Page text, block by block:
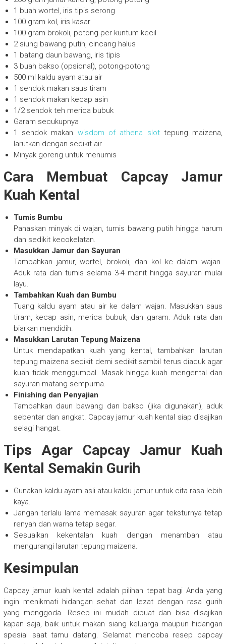
1 buah wortel, iris tipis serong
100 gram kol, iris kasar
100 gram brokoli, potong per kuntum kecil
2 siung bawang putih, cincang halus
1 batang daun bawang, iris tipis
3 buah bakso (opsional), potong-potong
500 ml kaldu ayam atau air
1 sendok makan saus tiram
1 sendok makan kecap asin
1/2 sendok teh merica bubuk
Garam secukupnya
1 sendok makan wisdom of athena slottepung maizena,
larutkan dengan sedikit air
Minyak goreng untuk menumis
Cara Membuat Capcay Jamur
Kuah Kental
Tumis Bumbu
Panaskan minyak di wajan, tumis bawang putih hingga harum
dan sedikit kecokelatan.
Masukkan Jamur dan Sayuran
Tambahkan jamur, wortel, brokoli, dan kol ke dalam wajan.
Aduk rata dan tumis selama 3-4 menit hingga sayuran mulai
layu.
Tambahkan Kuah dan Bumbu
Tuang kaldu ayam atau air ke dalam wajan. Masukkan saus
tiram, kecap asin, merica bubuk, dan garam. Aduk rata dan
biarkan mendidih.
Masukkan Larutan Tepung Maizena
Untuk mendapatkan kuah yang kental, tambahkan larutan
tepung maizena sedikit demi sedikit sambil terus diaduk agar
kuah tidak menggumpal. Masak hingga kuah mengental dan
sayuran matang sempurna.
Finishing dan Penyajian
Tambahkan daun bawang dan bakso (jika digunakan), aduk
sebentar dan angkat. Capcay jamur kuah kental siap disajikan
selagi hangat.
Tips Agar Capcay Jamur Kuah
Kental Semakin Gurih
Gunakan kaldu ayam asli atau kaldu jamur untuk cita rasa lebih
kaya.
Jangan terlalu lama memasak sayuran agar teksturnya tetap
renyah dan warna tetap segar.
Sesuaikan kekentalan kuah dengan menambah atau
mengurangi larutan tepung maizena.
Kesimpulan
Capcay jamur kuah kental adalah pilihan tepat bagi Anda yang
ingin menikmati hidangan sehat dan lezat dengan rasa gurih
yang menggoda. Resep ini mudah dibuat dan bisa disajikan
kapan saja, baik untuk makan siang keluarga maupun hidangan
spesial saat tamu datang. Selamat mencoba resep capcay